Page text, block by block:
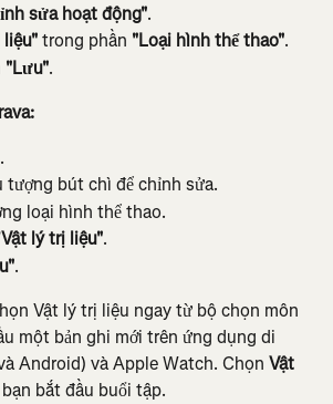
sửa hoạt động".
trong phần "Loại hình thể thao".
"Lưu".
tượng bút chì để chỉnh sửa.
loại hình thể thao.
Vật lý trị liệu".
.
Vật lý trị liệu ngay từ bộ chọn môn
một bản ghi mới trên ứng dụng di
Android) và Apple Watch. Chọn Vật
bắt đầu buổi tập.